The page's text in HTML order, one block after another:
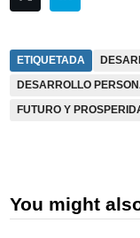
ETIQUETADA
DESARROLLO
FUTURO Y
You might